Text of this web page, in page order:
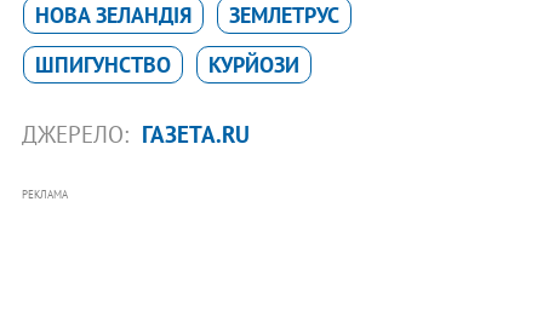
НОВА ЗЕЛАНДІЯ
ЗЕМЛЕТРУС
ШПИГУНСТВО
КУРЙОЗИ
ДЖЕРЕЛО: ГАЗЕТА.RU
РЕКЛАМА